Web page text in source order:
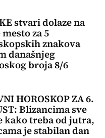
stvari dolaze na
za 5
znakova
današnjeg
broja 8/6
HOROSKOP ZA 6.
Blizancima sve
kako treba od jutra,
je stabilan dan